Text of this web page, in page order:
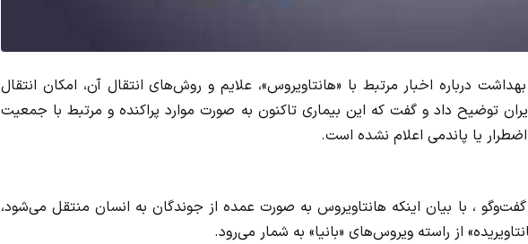
درباره اخبار مرتبط با «هانتاویروس»، علایم و روش‌های انتقال آن، امکان انتقال
توضیح داد و گفت که این بیماری تاکنون به صورت موارد پراکنده و مرتبط با جمعیت
یا پاندمی اعلام نشده است.
، با بیان اینکه هانتاویروس به صورت عمده از جوندگان به انسان منتقل می‌شود،
از راسته ویروس‌های «بانیا» به شمار می‌رود.